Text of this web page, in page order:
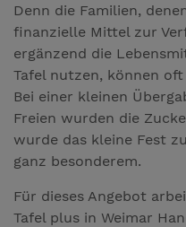
Denn die Familien,
finanzielle Mittel zur
ergänzend die
Tafel nutzen, können
Bei einer kleinen
Freien wurden die
wurde das kleine Fest
ganz besonderem.
Für dieses Angebot
Tafel plus in Weimar